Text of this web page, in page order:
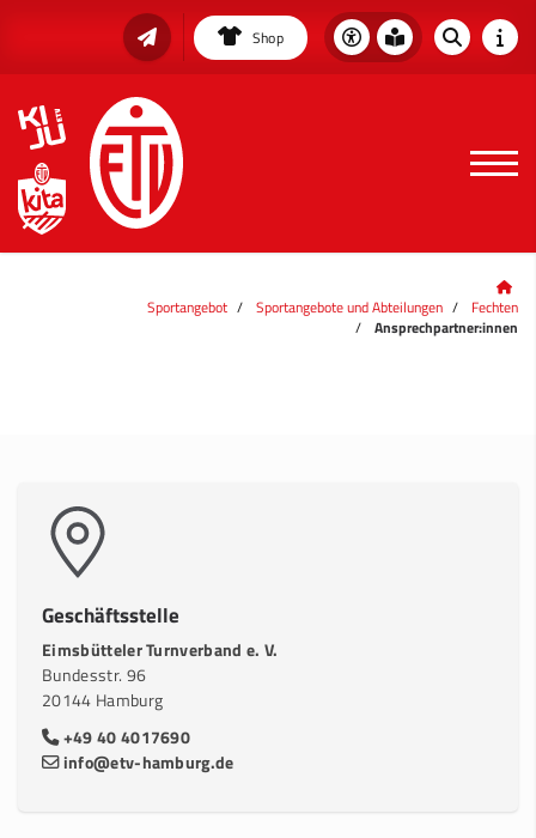
Shop
Sportangebot Sportangebote und Abteilungen
Fechten
Ansprechpartner:innen
Geschäftsstelle
Eimsbütteler Turnverband e. V.
Bundesstr. 96
20144 Hamburg
+49 40 4017690
info@etv-hamburg.de